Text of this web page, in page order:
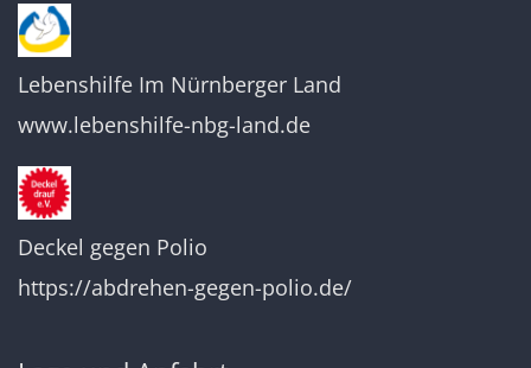
Lebenshilfe Im Nürnberger Land
www.lebenshilfe-nbg-land.de
Deckel gegen Polio
https://abdrehen-gegen-polio.de/